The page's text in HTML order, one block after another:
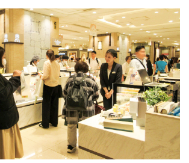
全ての店舗がプラスとなった。
品（1.0％減）がマイナスだったが、雑貨
回り品（27.6％増）が2桁増、食料品
（6.7％増）もプラスだった。サービス
率も高かった。